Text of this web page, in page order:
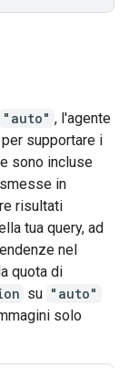
"auto" , l'agente
supportare i
sono incluse
in
risultati
tua query, ad
nel
quota di
su "auto"
solo